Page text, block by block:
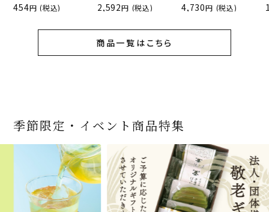
454 (税込) 2,592 (税込) 4,730 (税込)
商品一覧はこちら
宇治抹茶だいふく 和
三盆仕立て 6個入
2,592 (税込)
お茶屋の京都 宇治抹
茶サンド 3個入
1,743 (税込)
宇治抹茶 濃チーズケ
ーキ 『抹茶まる』 1セ
ット6個入
3,240 (税込)
桜茶（さくら茶）28ｇ
（7人前後） ＊神奈川
県小田原市の八重桜
です
454 (税込)
『釜炒りむぎ茶』 10g
×51p
324 (税込)
緑茶ティーパック（セ
ンパックシリーズ） 5g
×50袋
864 (税込)
宇治抹茶そば3袋・そ
ばつゆ6袋（6人前）セ
ット 化粧箱（カート
ン/ギフトボックス）
3,032 (税込)
【送料込み】宇治抹茶
そば160ｇ×2袋（4人
前）＋特撰そばつゆ4
個（ポスト便）
2,028 (税込)
宇治抹茶そば２袋・そ
ばつゆ４袋（４人前）
竹かごセット
2,278 (税込)
老舗茶舗の宇治抹茶
かすていらと宇治冠煎
4,112 (税込)
宇治抹茶焼き菓子詰
合せ 12個入
～抹茶づくし～
4,511 (税込)
老舗茶舗のひやひやス
イーツセット 3種6個
3,356 (税込)
茶道具 帛紗 ふくさ 無
地 正絹帛紗 7匁(もん
め) (朱・赤・紫) (ポス
ト便対応可)
4,730 (税込)
茶道具 扇子（せんす）
扇子 利休百首 白竹 6
寸
1,716 (税込)
おとなのお稽古セット
女子用 裏千家 茶道具
16,500 (税込)
季節限定・イベント商品特集